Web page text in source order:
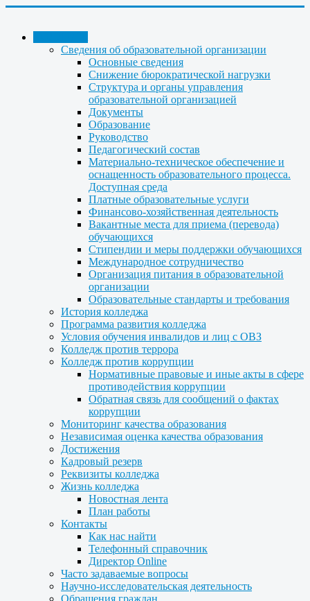
Сведения об образовательной организации
Основные сведения
Снижение бюрократической нагрузки
Структура и органы управления
образовательной организацией
Документы
Образование
Руководство
Педагогический состав
Материально-техническое обеспечение и
оснащенность образовательного процесса.
Доступная среда
Платные образовательные услуги
Финансово-хозяйственная деятельность
Вакантные места для приема (перевода)
обучающихся
Стипендии и меры поддержки обучающихся
Международное сотрудничество
Организация питания в образовательной
организации
Образовательные стандарты и требования
История колледжа
Программа развития колледжа
Условия обучения инвалидов и лиц с ОВЗ
Колледж против террора
Колледж против коррупции
Нормативные правовые и иные акты в сфере
противодействия коррупции
Обратная связь для сообщений о фактах
коррупции
Мониторинг качества образования
Независимая оценка качества образования
Достижения
Кадровый резерв
Реквизиты колледжа
Жизнь колледжа
Новостная лента
План работы
Контакты
Как нас найти
Телефонный справочник
Директор Online
Часто задаваемые вопросы
Научно-исследовательская деятельность
Обращения граждан